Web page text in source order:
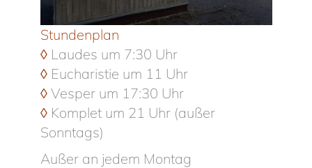
Stundenplan
◊Laudes um 7:30 Uhr
◊Eucharistie um 11 Uhr
◊Vesper um 17:30 Uhr
◊Komplet um 21 Uhr (außer
Sonntags)
Außer an jedem Montag